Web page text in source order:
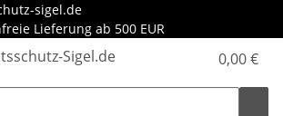
sigel.de
Lieferung ab 500 EUR
0,00 €